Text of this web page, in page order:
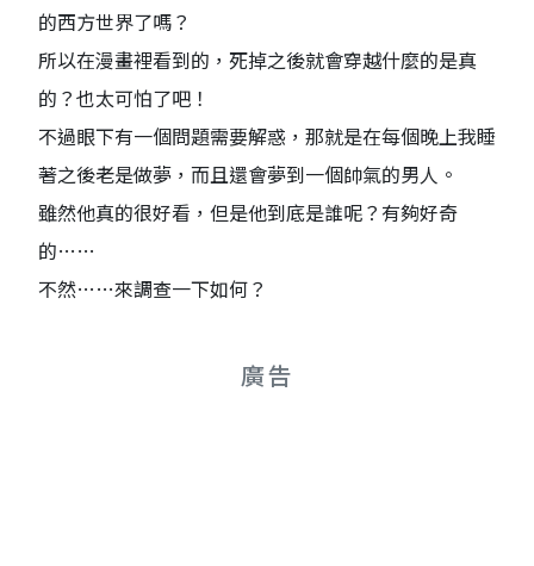
的西方世界了嗎？
所以在漫畫裡看到的，死掉之後就會穿越什麼的是真
的？也太可怕了吧！
不過眼下有一個問題需要解惑，那就是在每個晚上我睡
著之後老是做夢，而且還會夢到一個帥氣的男人。
雖然他真的很好看，但是他到底是誰呢？有夠好奇
的……
不然……來調查一下如何？
廣告